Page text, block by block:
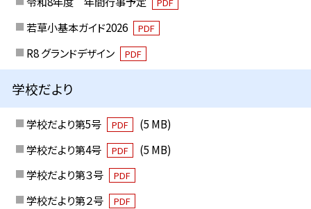
若草小基本ガイド2026 PDF
R8 グランドデザイン PDF
学校だより
学校だより第5号 PDF
(5 MB)
学校だより第4号
PDF
(5 MB)
学校だより第３号
PDF
学校だより第２号 PDF